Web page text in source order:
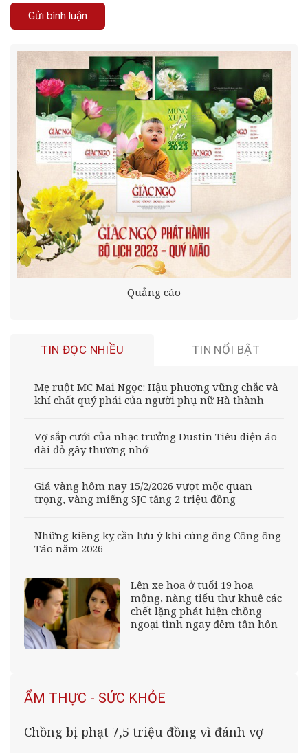
Quảng cáo
TIN ĐỌC NHIỀU TIN NỔI BẬT
Mẹ ruột MC Mai Ngọc: Hậu phương vững chắc và
khí chất quý phái của người phụ nữ Hà thành
Vợ sắp cưới của nhạc trưởng Dustin Tiêu diện áo
dài đỏ gây thương nhớ
Giá vàng hôm nay 15/2/2026 vượt mốc quan
trọng, vàng miếng SJC tăng 2 triệu đồng
Những kiêng kỵ cần lưu ý khi cúng ông Công ông
Táo năm 2026
Lên xe hoa ở tuổi 19 hoa
mộng, nàng tiểu thư khuê các
chết lặng phát hiện chồng
ngoại tình ngay đêm tân hôn
ẨM THỰC - SỨC KHỎE
Chồng bị phạt 7,5 triệu đồng vì đánh vợ